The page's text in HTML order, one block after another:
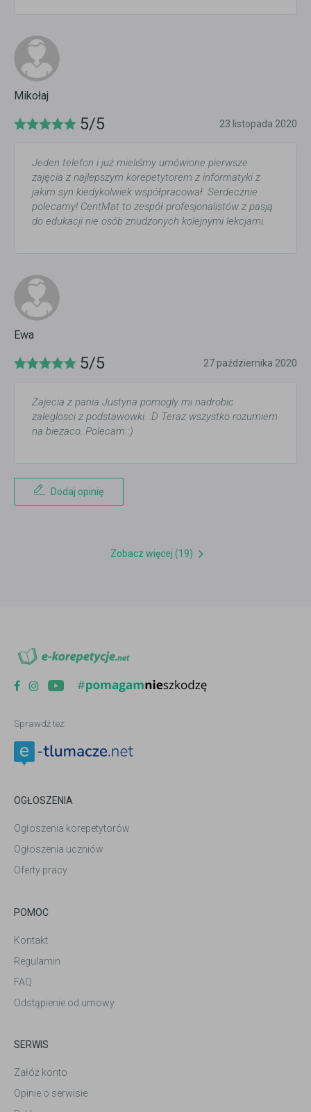
Mikołaj
5/5 23 listopada 2020
Jeden telefon i już mieliśmy umówione pierwsze
zajęcia z najlepszym korepetytorem z informatyki z
jakim syn kiedykolwiek współpracował. Serdecznie
polecamy! CentMat to zespół profesjonalistów z pasją
do edukacji nie osób znudzonych kolejnymi lekcjami.
Ewa
5/5 27 października 2020
Zajecia z pania Justyna pomogly mi nadrobic
zaleglosci z podstawowki. :D Teraz wszystko rozumiem
na biezaco. Polecam :)
Dodaj opinię
Zobacz więcej (19)
Sprawdź też:
OGŁOSZENIA
Ogłoszenia korepetytorów
Ogłoszenia uczniów
Oferty pracy
POMOC
Kontakt
Regulamin
FAQ
Odstąpienie od umowy
SERWIS
Załóż konto
Opinie o serwisie